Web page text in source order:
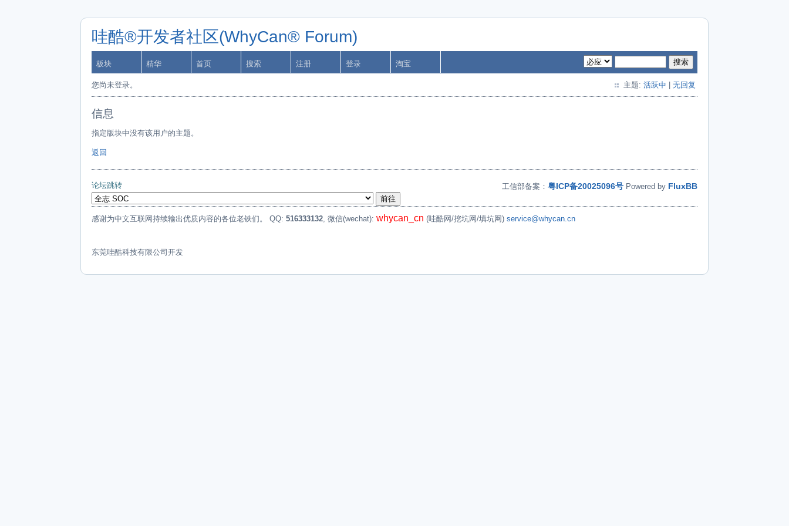
哇酷®开发者社区(WhyCan® Forum)
板块 精华 首页 搜索 注册 登录 淘宝 搜索
您尚未登录。 主题: 活跃中 无回复
信息
指定版块中没有该用户的主题。
返回
论坛跳转 工信部备案： 粤ICP备20025096号 Powered by FluxBB
感谢为中文互联网持续输出优质内容的各位老铁们。 QQ: 516333132, 微信(wechat): whycan_cn (哇酷网/挖坑网/填坑网) service@whycan.cn
东莞哇酷科技有限公司开发